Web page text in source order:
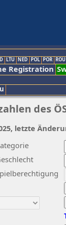
LTU NED POL POR ROU
Registration
des
letzte